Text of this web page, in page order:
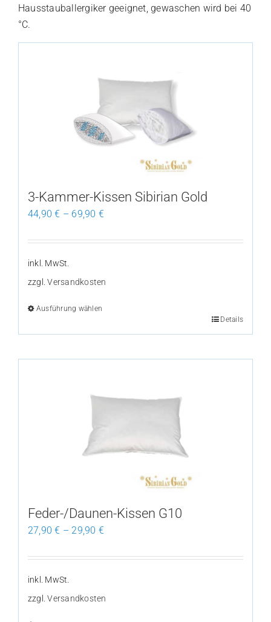
Hausstauballergiker geeignet, gewaschen wird bei 40
°C.
3-Kammer-Kissen Sibirian Gold
44,90€ – 69,90 €
inkl. MwSt.
zzgl.Versandkosten
Ausführung wählen
Produkt
gewählt
werden
Details
Feder-/Daunen-Kissen G10
27,90€ – 29,90 €
inkl. MwSt.
zzgl.Versandkosten